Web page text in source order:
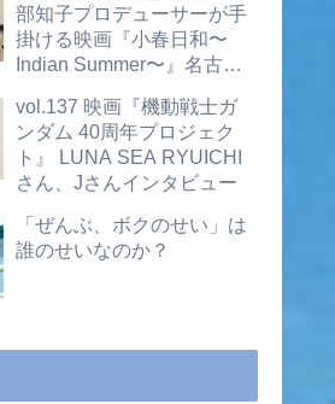
部知子プロデューサーが手
掛ける映画『小春日和〜
Indian Summer〜』名古屋
画あり）
vol.137 映画『機動戦士ガ
ンダム 40周年プロジェク
ト』 LUNA SEA RYUICHI
さん、Jさんインタビュー
「ぜんぶ、ボクのせい」は
誰のせいなのか？